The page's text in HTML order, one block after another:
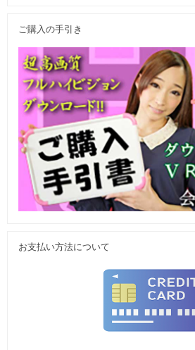
ご購入の手引き
お支払い方法について